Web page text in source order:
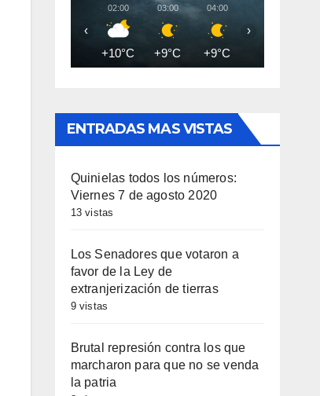
02:00
+10°C
03:00
+9°C
04:00
+9°C
‹ ›
ENTRADAS MAS VISTAS
Quinielas todos los números:
Viernes 7 de agosto 2020
13 vistas
Los Senadores que votaron a
favor de la Ley de
extranjerización de tierras
9 vistas
Brutal represión contra los que
marcharon para que no se venda
la patria